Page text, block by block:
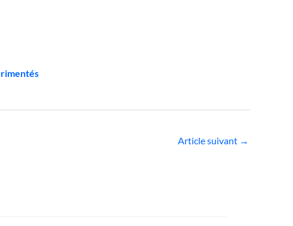
Article suivant →